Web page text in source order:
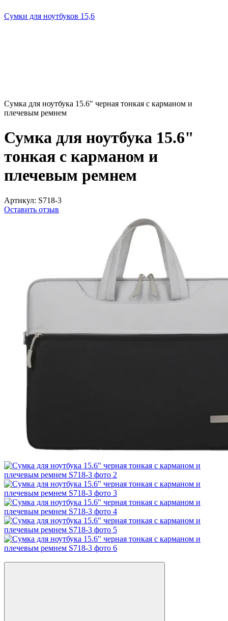
Сумки для ноутбуков 15,6
Сумка для ноутбука 15.6" черная тонкая с карманом и
плечевым ремнем
Сумка для ноутбука 15.6"
тонкая с карманом и
плечевым ремнем
Артикул: S718-3
Оставить отзыв